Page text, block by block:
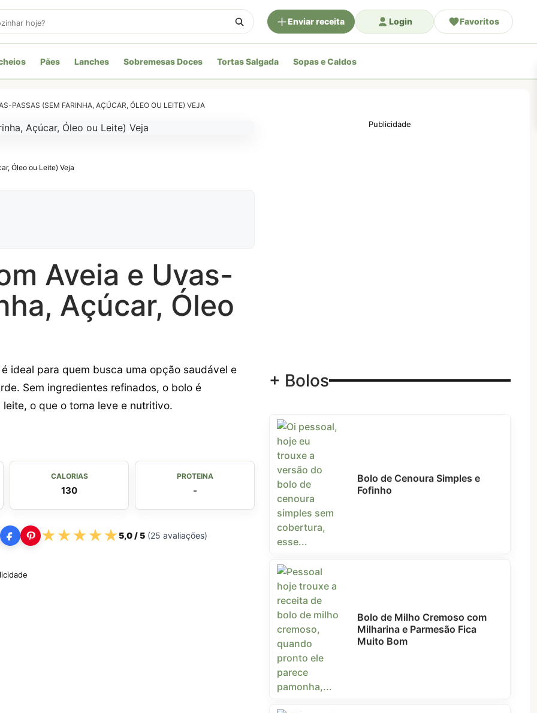
Enviar receita Login Favoritos
Pães Lanches Sobremesas Doces Tortas Salgada Sopas e Caldos
PASSAS (SEM FARINHA, AÇÚCAR, ÓLEO OU LEITE) VEJA
Óleo ou Leite) Veja
Aveia e Uvas-
Açúcar, Óleo
ideal para quem busca uma opção saudável e
Sem ingredientes refinados, o bolo é
o que o torna leve e nutritivo.
CALORIAS
130
PROTEINA
-
★★★★★5,0/ 5 (25 avaliações)
Publicidade
+ Bolos
Bolo de Cenoura Simples e
Fofinho
Bolo de Milho Cremoso com
Milharina e Parmesão Fica
Muito Bom